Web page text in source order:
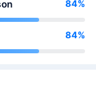
84%
84%